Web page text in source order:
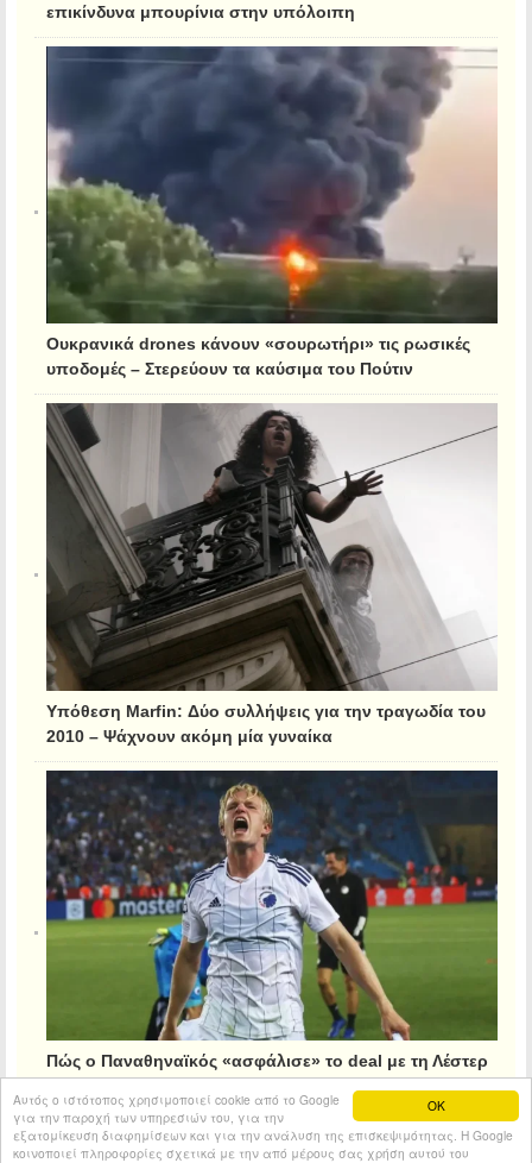
OK
Αυτός ο ιστότοπος χρησιμοποιεί cookie από το Google
για την παροχή των υπηρεσιών του, για την
εξατομίκευση διαφημίσεων και για την ανάλυση της επισκεψιμότητας. Η Google
κοινοποιεί πληροφορίες σχετικά με την από μέρους σας χρήση αυτού του
επικίνδυνα μπουρίνια στην υπόλοιπη
Ουκρανικά drones κάνουν «σουρωτήρι» τις ρωσικές
υποδομές – Στερεύουν τα καύσιμα του Πούτιν
Υπόθεση Marfin: Δύο συλλήψεις για την τραγωδία του
2010 – Ψάχνουν ακόμη μία γυναίκα
Πώς ο Παναθηναϊκός «ασφάλισε» το deal με τη Λέστερ